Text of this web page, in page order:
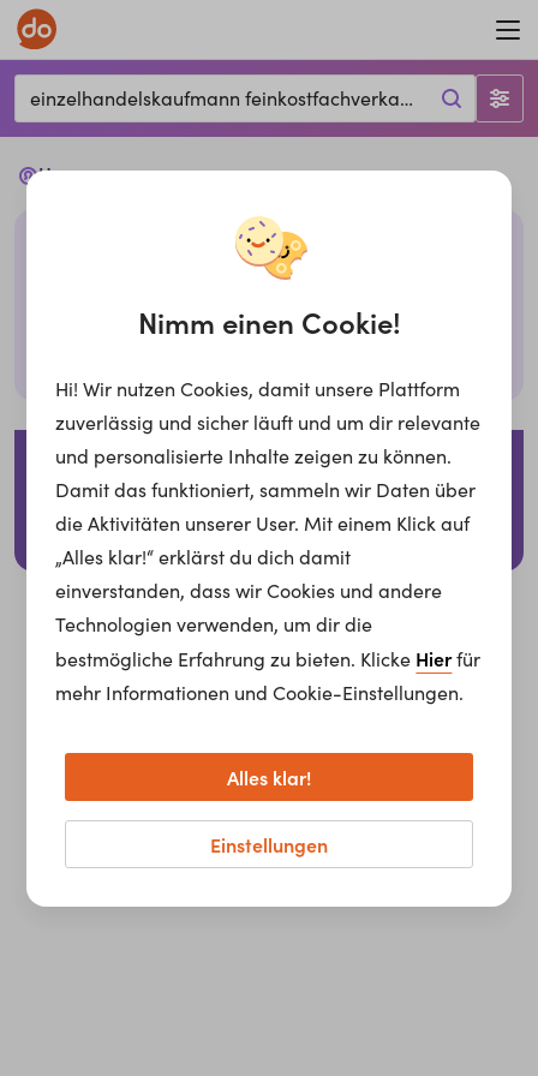
einzelhandelskaufmann feinkostfachverkauf, Hamm, 54636
Ups...
Leider haben wir keine passenden Jobs mit den
gegebenen Filtern. Bitte überprüfe deine Eingabe
oder probiere es mit anderen Filtern,
Impressum Datenschutzerklärung
Für Arbeitgeber
© 2026 whatchado GmbH.
Nimm einen Cookie!
Hi! Wir nutzen Cookies, damit unsere Plattform
zuverlässig und sicher läuft und um dir relevante
und personalisierte Inhalte zeigen zu können.
Damit das funktioniert, sammeln wir Daten über
die Aktivitäten unserer User. Mit einem Klick auf
„Alles klar!“ erklärst du dich damit
einverstanden, dass wir Cookies und andere
Technologien verwenden, um dir die
bestmögliche Erfahrung zu bieten. Klicke Hierfür
mehr Informationen und Cookie-Einstellungen.
Einstellungen
Alles klar!